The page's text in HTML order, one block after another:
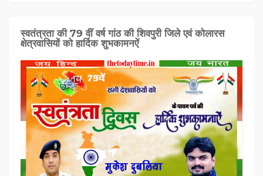
स्वतंत्रता की 79 वीं वर्ष गांठ की शिवपुरी जिले एवं कोलारस
क्षेत्रवासियों को हार्दिक शुभकामनऐं